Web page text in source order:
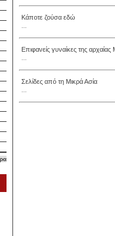
Κάποτε ζούσα εδώ
Επιφανείς γυναίκες της αρχαίας
Σελίδες από τη Μικρά Ασία